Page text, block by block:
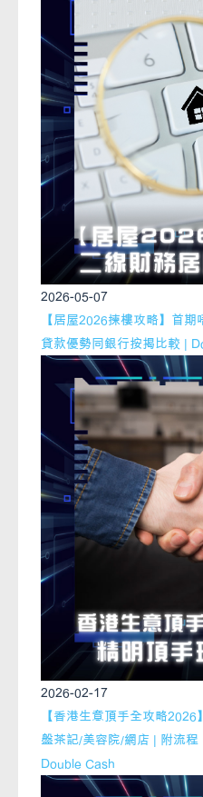
2026-05-07
【居屋2026揀樓攻略】首
貸款優勢同銀行按揭比較 |
2026-02-17
【香港生意頂手全攻略
盤茶記/美容院/網店 | 附流
Double Cash